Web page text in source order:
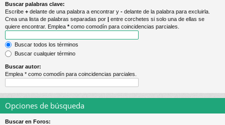
do
s
Buscar palabras clave:
Escribe + delante de una palabra a encontrar y - delante de la palabra para excluirla.
Crea una lista de palabras separadas por | entre corchetes si solo una de ellas se
quiere encontrar. Emplea *como comodín para coincidencias parciales.
Buscar todos los términos
Buscar cualquier término
Buscar autor:
Emplea * como comodín para coincidencias parciales.
Opciones de búsqueda
Buscar en Foros: